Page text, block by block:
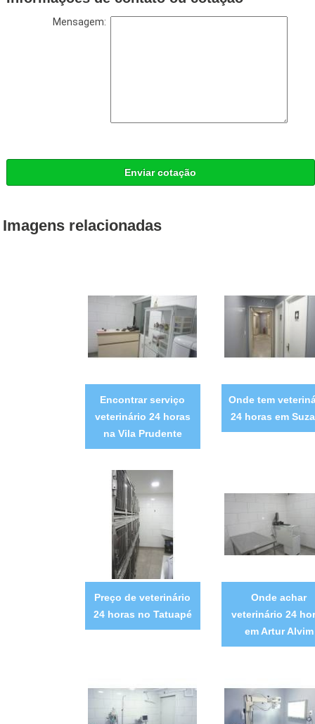
Mensagem:
Enviar cotação
Imagens relacionadas
Encontrar serviço
veterinário 24 horas
na Vila Prudente
Onde tem
24 horas em
Preço de veterinário
24 horas no Tatuapé
Onde achar
veterinário 24
em Artur Alvim